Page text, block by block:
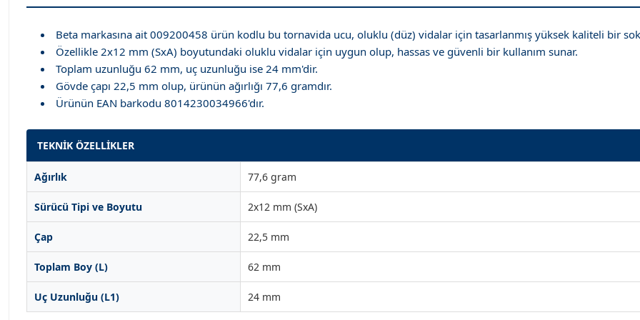
Beta markasına ait 009200458 ürün kodlu bu tornavida ucu, oluklu (düz) vidalar için tasarlanmış yüksek kaliteli bir
Özellikle 2x12 mm (SxA) boyutundaki oluklu vidalar için uygun olup, hassas ve güvenli bir kullanım sunar.
Toplam uzunluğu 62 mm, uç uzunluğu ise 24 mm'dir.
Gövde çapı 22,5 mm olup, ürünün ağırlığı 77,6 gramdır.
Ürünün EAN barkodu 8014230034966'dır.
TEKNİK ÖZELLİKLER
Ağırlık 77,6 gram
Sürücü Tipi ve Boyutu 2x12 mm (SxA)
Çap 22,5 mm
Toplam Boy (L) 62 mm
Uç Uzunluğu (L1) 24 mm